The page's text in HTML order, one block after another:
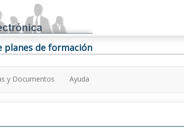
planes de formación
y Documentos Ayuda